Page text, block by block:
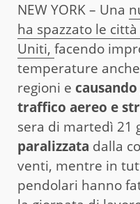
NEW YORK – Una
ha spazzato le
Uniti, facendo
temperature
regioni e
traffico aereo e
sera di martedì 21
paralizzata dalla
venti, mentre in
pendolari hanno